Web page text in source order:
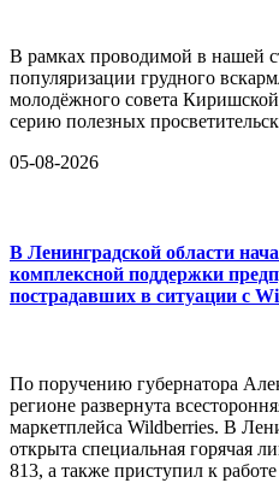
В рамках проводимой в нашей
популяризации грудного
молодёжного совета
серию полезных
05-08-2026
В Ленинградской области
комплексной поддержки
пострадавших в ситуации с
По поручению губернатора
регионе развернута
маркетплейса Wildberries. В
открыта специальная горячая
813, а также приступил к